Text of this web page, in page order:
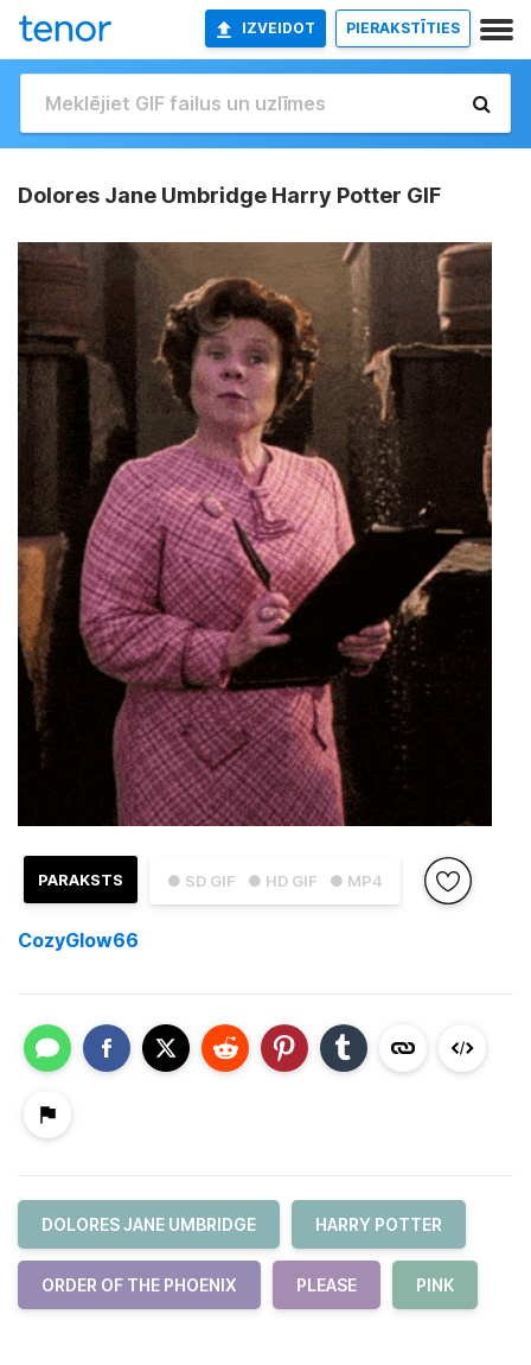
IZVEIDOT PIERAKSTĪTIES
Dolores Jane Umbridge Harry Potter GIF
● SD GIF ● HD GIF ● MP4
PARAKSTS
CozyGlow66
DOLORES JANE UMBRIDGE HARRY POTTER
ORDER OF THE PHOENIX PLEASE PINK